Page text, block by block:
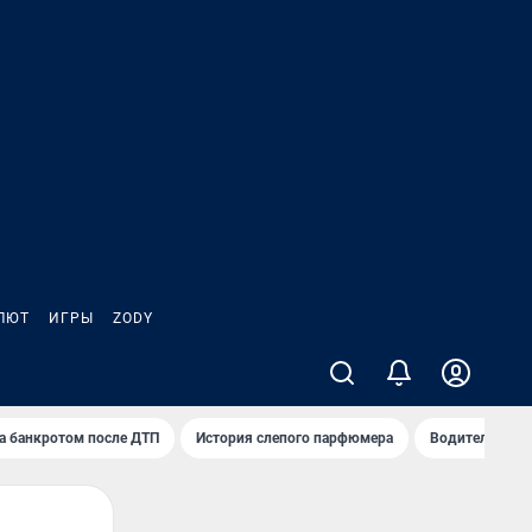
ИГРЫ ZODY
банкротом после ДТП История слепого парфюмера Водители